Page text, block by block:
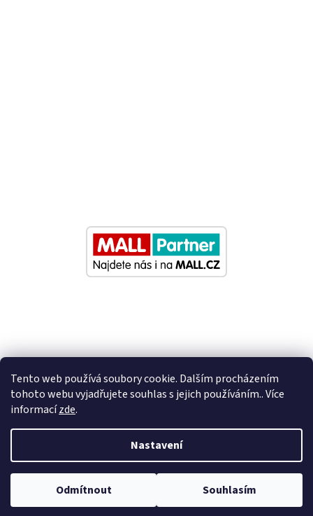
Tento web používá soubory cookie. Dalším procházením
tohoto webu vyjadřujete souhlas s jejich používáním.. Více
informacízde.
Nastavení
Odmítnout Souhlasím
Nastavil tým EshopyUmíme.cz
Copyright 2026Eurosedacky.cz . Všechna práva vyhrazena.